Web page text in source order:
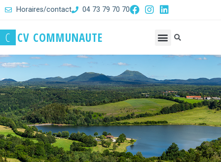
Horaires/contact 04 73 79 70 70
C CV COMMUNAUTE